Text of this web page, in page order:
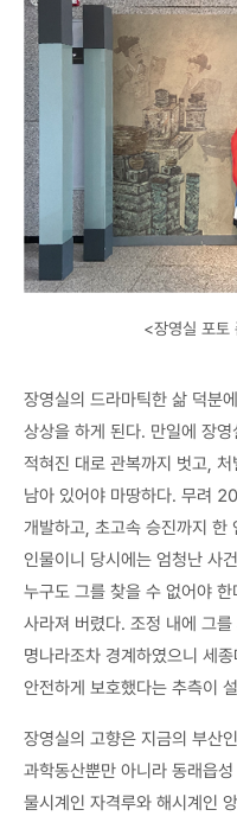
<장영실 포토
장영실의 드라마틱한 삶 덕분
상상을 하게 된다. 만일에 장
적혀진 대로 관복까지 벗고,
남아 있어야 마땅하다. 무려
개발하고, 초고속 승진까지 한
인물이니 당시에는 엄청난 사
누구도 그를 찾을 수 없어야
사라져 버렸다. 조정 내에 그
명나라조차 경계하였으니 세
안전하게 보호했다는 추측이
장영실의 고향은 지금의 부산
과학동산뿐만 아니라 동래읍
물시계인 자격루와 해시계인